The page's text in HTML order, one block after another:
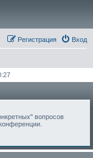
Вход
Регистрация
вопросов